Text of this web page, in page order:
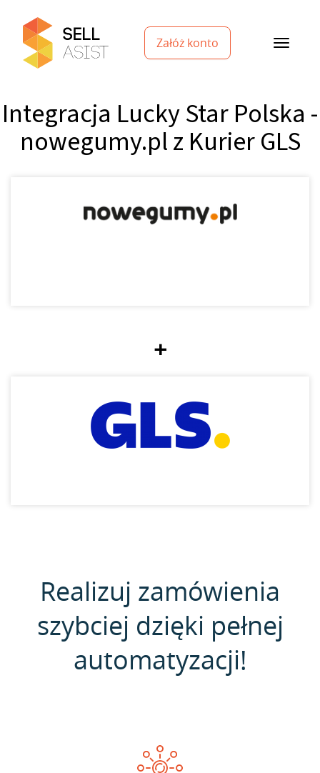
Załóż konto
Integracja Lucky Star Polska -
nowegumy.pl z Kurier GLS
+
Realizuj zamówienia
szybciej dzięki pełnej
automatyzacji!